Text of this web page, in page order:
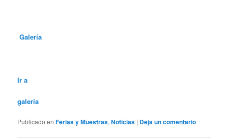
Galería
Ir a
galería
Publicado en Ferias y Muestras,Noticias | Deja un comentario